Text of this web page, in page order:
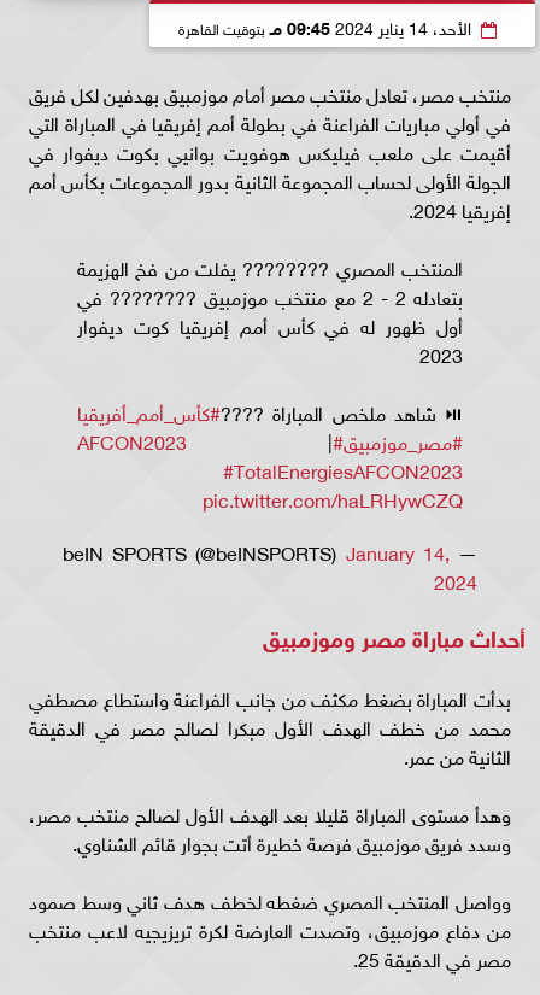
الأحد، 14 يناير 2024 09:45 مـ بتوقيت القاهرة
منتخب مصر، تعادل منتخب مصر أمام موزمبيق بهدفين لكل فريق
في أولي مباريات الفراعنة في بطولة أمم إفريقيا في المباراة التي
أقيمت على ملعب فيليكس هوفويت بوانيي بكوت ديفوار في
الجولة الأولى لحساب المجموعة الثانية بدور المجموعات بكأس أمم
إفريقيا 2024.
المنتخب المصري ???????? يفلت من فخ الهزيمة
بتعادله 2 - 2 مع منتخب موزمبيق ???????? في
أول ظهور له في كأس أمم إفريقيا كوت ديفوار
2023
⏯️ شاهد ملخص المباراة ????#كأس_أمم_أفريقيا
#مصر_موزمبيق#AFCON2023
|
#TotalEnergiesAFCON2023
pic.twitter.com/haLRHywCZQ
— beIN SPORTS (@beINSPORTS)
January 14,
2024
أحداث مباراة مصر وموزمبيق
بدأت المباراة بضغط مكثف من جانب الفراعنة واستطاع مصطفي
محمد من خطف الهدف الأول مبكرا لصالح مصر في الدقيقة
الثانية من عمر.
وهدأ مستوى المباراة قليلا بعد الهدف الأول لصالح منتخب مصر،
وسدد فريق موزمبيق فرصة خطيرة أتت بجوار قائم الشناوي.
وواصل المنتخب المصري ضغطه لخطف هدف ثاني وسط صمود
من دفاع موزمبيق، وتصدت العارضة لكرة تريزيجيه لاعب منتخب
مصر في الدقيقة 25.